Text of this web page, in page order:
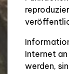
Internet
werden,